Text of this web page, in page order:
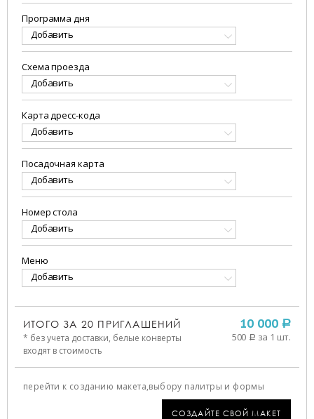
Программа дня
Добавить
Схема проезда
Добавить
Карта дресс-кода
Добавить
Посадочная карта
Добавить
Номер стола
Добавить
Меню
Добавить
ИТОГО ЗА 20 ПРИГЛАШЕНИЙ
* без учета доставки, белые конверты
входят в стоимость
10 000 a
500 a за 1 шт.
перейти к созданию макета,выбору палитры и формы
СОЗДАЙТЕ СВОЙ МАКЕТ